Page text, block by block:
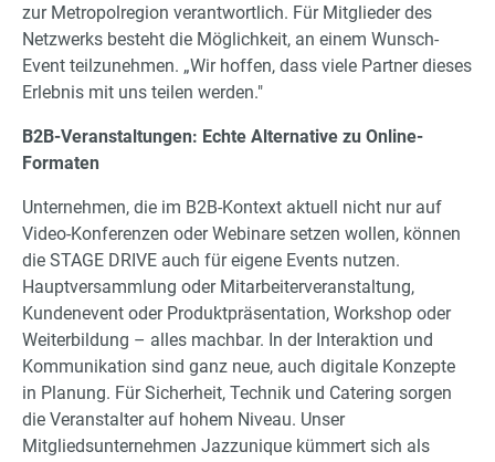
zur Metropolregion verantwortlich. Für Mitglieder des
Netzwerks besteht die Möglichkeit, an einem Wunsch-
Event teilzunehmen. „Wir hoffen, dass viele Partner dieses
Erlebnis mit uns teilen werden."
B2B-Veranstaltungen: Echte Alternative zu Online-
Formaten
Unternehmen, die im B2B-Kontext aktuell nicht nur auf
Video-Konferenzen oder Webinare setzen wollen, können
die STAGE DRIVE auch für eigene Events nutzen.
Hauptversammlung oder Mitarbeiterveranstaltung,
Kundenevent oder Produktpräsentation, Workshop oder
Weiterbildung – alles machbar. In der Interaktion und
Kommunikation sind ganz neue, auch digitale Konzepte
in Planung. Für Sicherheit, Technik und Catering sorgen
die Veranstalter auf hohem Niveau. Unser
Mitgliedsunternehmen Jazzunique kümmert sich als